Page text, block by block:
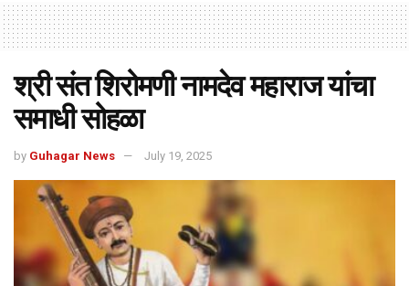
श्री संत शिरोमणी नामदेव महाराज यांचा
समाधी सोहळा
by Guhagar News July 19, 2025